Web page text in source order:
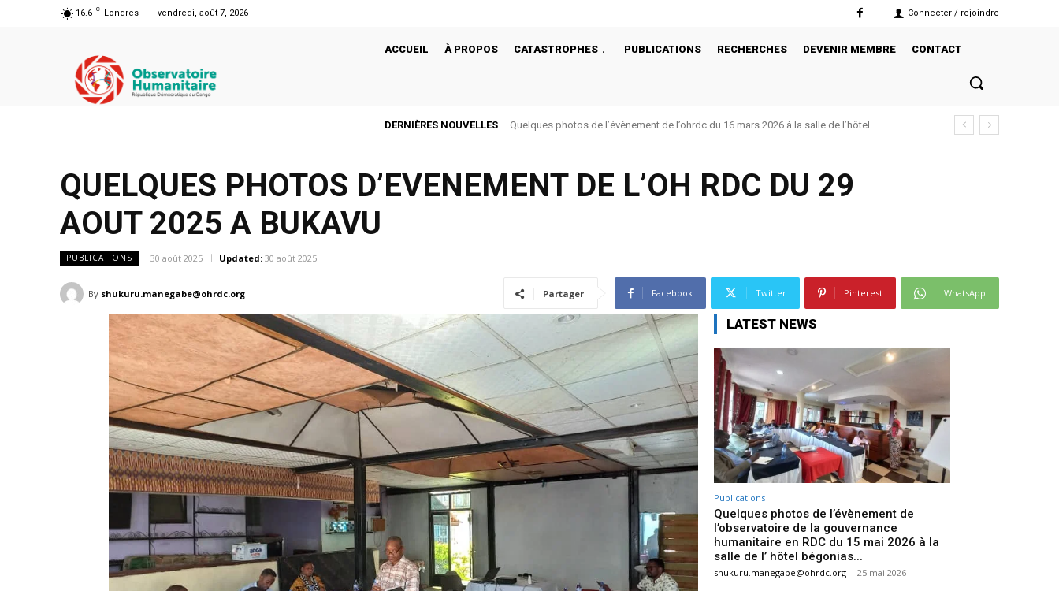
16.6 C Londres vendredi, août 7, 2026 Connecter / rejoindre
ACCUEIL À PROPOS CATASTROPHES PUBLICATIONS RECHERCHES DEVENIR MEMBRE CONTACT
DERNIÈRES NOUVELLES
Quelques photos de l’évènement de l’ohrdc du 16 mars 2026 à la salle de l’hôtel
QUELQUES PHOTOS D’EVENEMENT DE L’OH RDC DU 29
AOUT 2025 A BUKAVU
PUBLICATIONS 30 août 2025 Updated: 30 août 2025
By shukuru.manegabe@ohrdc.org Partager Facebook Twitter Pinterest WhatsApp
LATEST NEWS
Publications
Quelques photos de l’évènement de
l’observatoire de la gouvernance
humanitaire en RDC du 15 mai 2026 à la
salle de l’ hôtel bégonias...
shukuru.manegabe@ohrdc.org - 25 mai 2026